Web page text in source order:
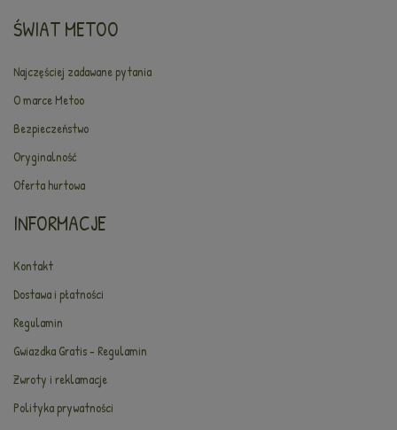
ŚWIAT METOO
Najczęściej zadawane pytania
O marce Metoo
Bezpieczeństwo
Oryginalność
Oferta hurtowa
INFORMACJE
Kontakt
Dostawa i płatności
Regulamin
Gwiazdka Gratis - Regulamin
Zwroty i reklamacje
Polityka prywatności